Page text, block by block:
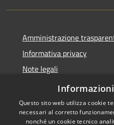
Amministrazione
Informativa privacy
Note legali
Dichiarazione di accessibilità
Questo sito web utilizza cookie
necessari al corretto
nonché un cookie tecnico